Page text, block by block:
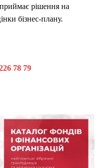
рішення на
бізнес-плану.
78 79